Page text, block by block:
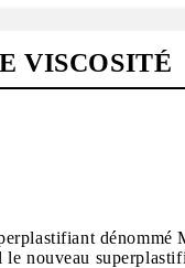
VISCOSITÉ
dénommé
nouveau